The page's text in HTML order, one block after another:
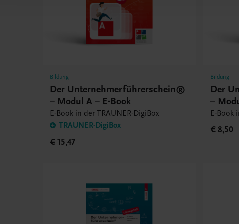
Bildung
Der Unternehmerführerschein®
– Modul A – E-Book
E-Book in der TRAUNER-DigiBox
TRAUNER-DigiBox
€ 15,47
Bildung
Der
–
Book
E-Book
€ 8,50